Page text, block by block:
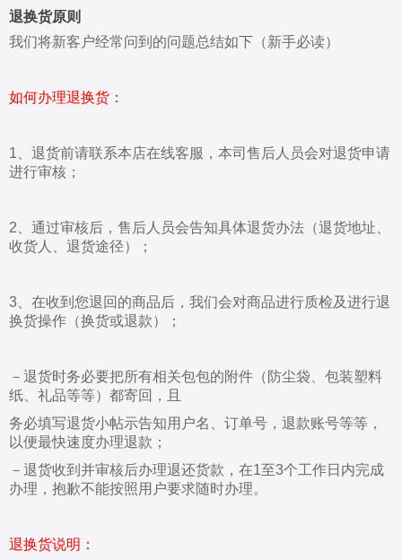
退换货原则
我们将新客户经常问到的问题总结如下（新手必读）
如何办理退换货：
1、退货前请联系本店在线客服，本司售后人员会对退货申请
进行审核；
2、通过审核后，售后人员会告知具体退货办法（退货地址、
收货人、退货途径）；
3、在收到您退回的商品后，我们会对商品进行质检及进行退
换货操作（换货或退款）；
－退货时务必要把所有相关包包的附件（防尘袋、包装塑料
纸、礼品等等）都寄回，且
务必填写退货小帖示告知用户名、订单号，退款账号等等，
以便最快速度办理退款；
－退货收到并审核后办理退还货款，在1至3个工作日内完成
办理，抱歉不能按照用户要求随时办理。
退换货说明：